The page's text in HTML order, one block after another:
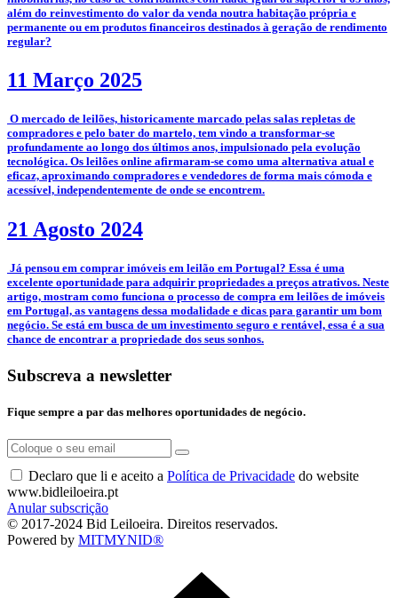
além do reinvestimento do valor da venda noutra habitação própria e
permanente ou em produtos financeiros destinados à geração de rendimento
regular?
11 Março 2025
­­­­ O mercado de leilões, historicamente marcado pelas salas repletas de
compradores e pelo bater do martelo, tem vindo a transformar-se
profundamente ao longo dos últimos anos, impulsionado pela evolução
tecnológica. Os leilões online afirmaram-se como uma alternativa atual e
eficaz, aproximando compradores e vendedores de forma mais cómoda e
acessível, independentemente de onde se encontrem.
21 Agosto 2024
­ Já pensou em comprar imóveis em leilão em Portugal? Essa é uma
excelente oportunidade para adquirir propriedades a preços atrativos. Neste
artigo, mostram como funciona o processo de compra em leilões de imóveis
em Portugal, as vantagens dessa modalidade e dicas para garantir um bom
negócio. Se está em busca de um investimento seguro e rentável, essa é a sua
chance de encontrar a propriedade dos seus sonhos.
Subscreva a newsletter
Fique sempre a par das melhores oportunidades de negócio.
Declaro que li e aceito a Política de Privacidade do website
www.bidleiloeira.pt
Anular subscrição
© 2017-2024 Bid Leiloeira. Direitos reservados.
Powered by MITMYNID®